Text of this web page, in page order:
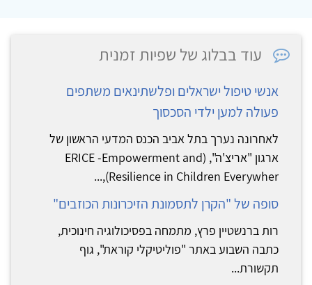
עוד בבלוג של שפיות זמנית
אנשי טיפול ישראלים ופלשתינאים משתפים
פעולה למען ילדי הסכסוך
לאחרונה נערך בתל אביב הכנס המדעי הראשון של
ארגון "אריצ'ה", (ERICE -Empowerment and
Resilience in Children Everywher),...
סופה של "הקרן לתסמונת הזיכרונות הכוזבים"
רות ברנשטיין פרץ, מתמחה בפסיכולוגיה חינוכית,
כתבה השבוע באתר "פוליטיקלי קוראת", גוף
תקשורת...